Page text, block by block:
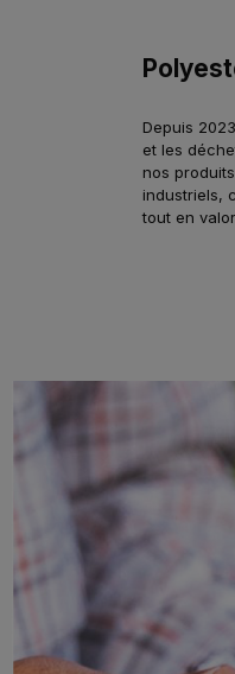
Depuis
et les
nos
industriels,
tout en